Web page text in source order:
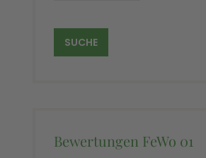
Bewertungen FeWo 01